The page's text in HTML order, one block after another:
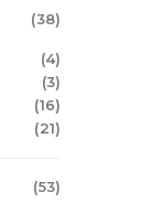
(38)
(4)
(3)
(16)
(21)
(53)